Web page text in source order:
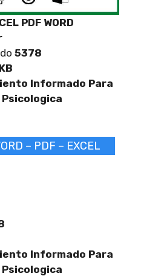
PDF WORD
5378
Informado Para
– PDF – EXCEL
Informado Para